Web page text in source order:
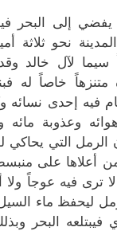
إلى البحر
نحو ثلاثة
سيما لآل خالد
متنزهاً خاصاً له
فيه إحدى
هوائه وعذوبة
الرمل التي يحاكي
أعلاها على
ترى فيه عوجاً ولا
ليحفظ ماء السيل
فيبتلعه البحر